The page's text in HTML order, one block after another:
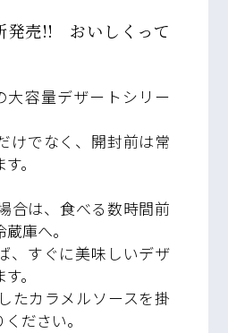
発売!! おいしくって
大容量デザートシリー
けでなく、開封前は常
。
合は、食べる数時間前
庫へ。
、すぐに美味しいデザ
。
たカラメルソースを掛
ださい。